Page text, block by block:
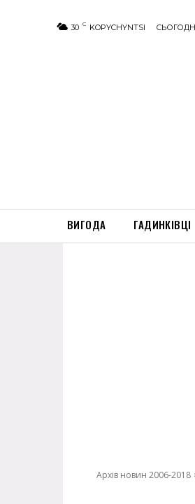
30 C KOPYCHYNTSI СЬОГОДНІ
ВИГОДА ГАДИНКІВЦІ
Архів новин 2006-2018